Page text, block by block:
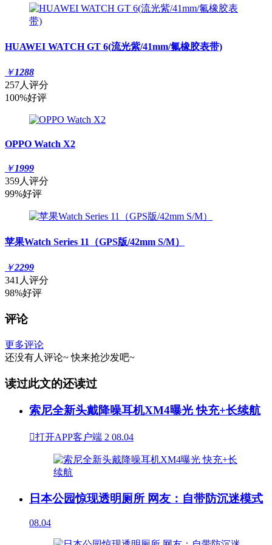
HUAWEI WATCH GT 6(流光紫/41mm/氟橡胶表带)
￥1288
257人评分
100%好评
OPPO Watch X2
￥1999
359人评分
99%好评
苹果Watch Series 11（GPS版/42mm S/M）
￥2299
341人评分
98%好评
评论
更多评论
还没有人评论~ 快来抢沙发吧~
读过此文的还读过
索尼全新头戴降噪耳机XM4曝光 快充+长续航
打开APP客户端 2 08.04
日本公园惊现透明厕所 网友：自带防沉迷模式
08.04